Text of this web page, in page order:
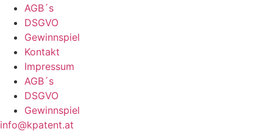
AGB´s
DSGVO
Gewinnspiel
Kontakt
Impressum
AGB´s
DSGVO
Gewinnspiel
info@kpatent.at